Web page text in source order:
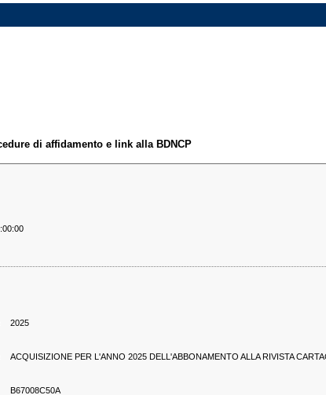
di affidamento e link alla BDNCP
2025
ACQUISIZIONE PER L'ANNO 2025 DELL'ABBONAMENTO ALLA RIVISTA
B67008C50A